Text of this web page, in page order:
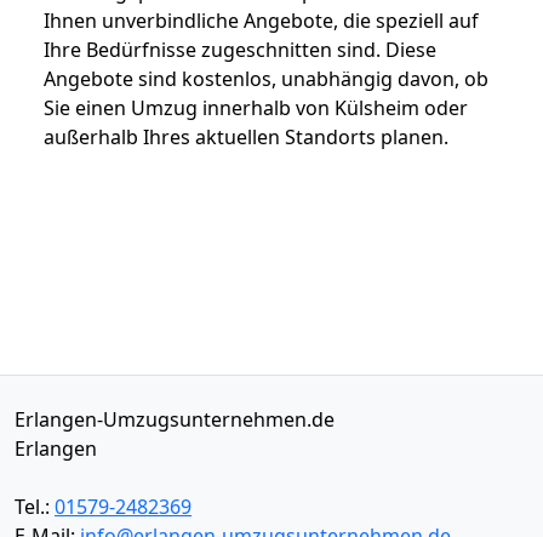
Ihnen unverbindliche Angebote, die speziell auf
Ihre Bedürfnisse zugeschnitten sind. Diese
Angebote sind kostenlos, unabhängig davon, ob
Sie einen Umzug innerhalb von Külsheim oder
außerhalb Ihres aktuellen Standorts planen.
Erlangen-Umzugsunternehmen.de
Erlangen
Tel.: 01579-2482369